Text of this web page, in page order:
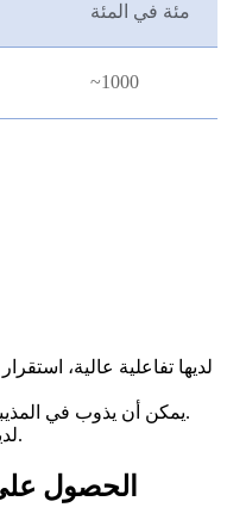
مئة في المئة
~1000
لديها تفاعلية عالية،
يمكن أن يذوب في المذيبات العضوية ويظهر التوافق الجيد.
لديه تشتت جيد في الوسائط المائية.
الحصول